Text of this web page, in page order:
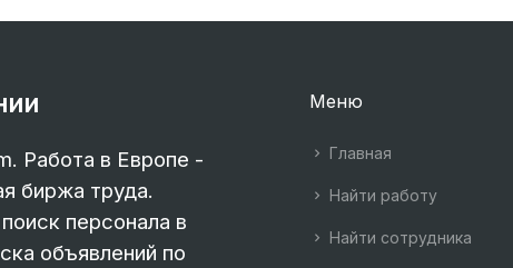
Работа в Европе -
биржа труда.
персонала в
объявлений по
Меню
Главная
Найти работу
Найти сотрудника